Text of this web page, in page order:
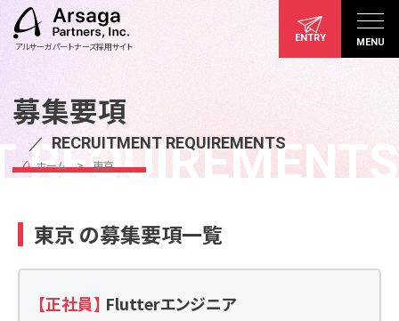
アルサーガパートナーズ採用サイト
ENTRY MENU
募集要項
／RECRUITMENT REQUIREMENTS
REQUIREMENTS
ホーム 東京
東京 の募集要項一覧
【正社員】 Flutterエンジニア